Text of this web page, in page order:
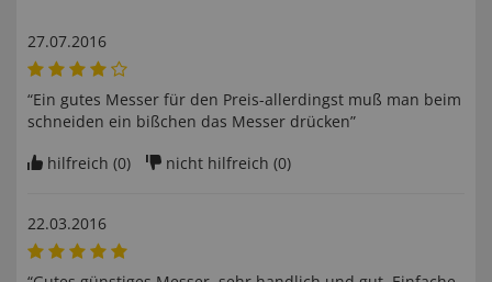
27.07.2016
“Ein gutes Messer für den Preis-allerdingst muß man beim
schneiden ein bißchen das Messer drücken”
hilfreich (0) nicht hilfreich (0)
22.03.2016